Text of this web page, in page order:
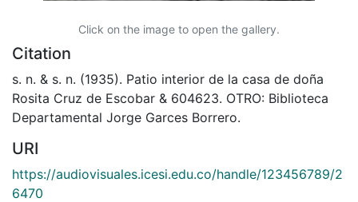
Click on the image to open the gallery.
Citation
s. n. & s. n. (1935). Patio interior de la casa de doña
Rosita Cruz de Escobar & 604623. OTRO: Biblioteca
Departamental Jorge Garces Borrero.
URI
https://audiovisuales.icesi.edu.co/handle/123456789/2
6470